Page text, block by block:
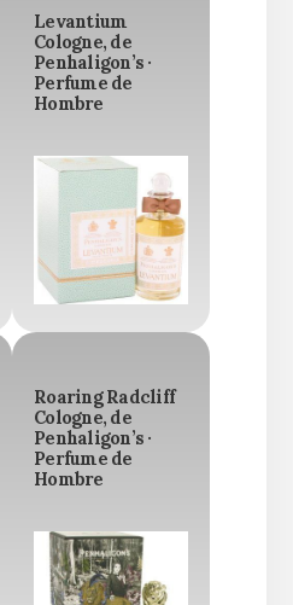
Levantium
Cologne, de
Penhaligon’s ·
Perfume de
Hombre
Roaring Radcliff
Cologne, de
Penhaligon’s ·
Perfume de
Hombre